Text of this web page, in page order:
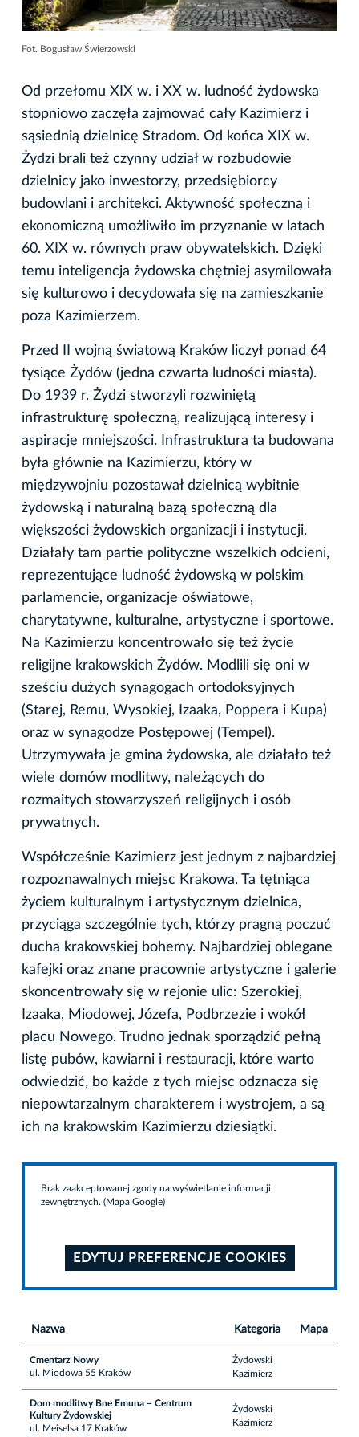
Fot. Bogusław Świerzowski
Od przełomu XIX w. i XX w. ludność żydowska
stopniowo zaczęła zajmować cały Kazimierz i
sąsiednią dzielnicę Stradom. Od końca XIX w.
Żydzi brali też czynny udział w rozbudowie
dzielnicy jako inwestorzy, przedsiębiorcy
budowlani i architekci. Aktywność społeczną i
ekonomiczną umożliwiło im przyznanie w latach
60. XIX w. równych praw obywatelskich. Dzięki
temu inteligencja żydowska chętniej asymilowała
się kulturowo i decydowała się na zamieszkanie
poza Kazimierzem.
Przed II wojną światową Kraków liczył ponad 64
tysiące Żydów (jedna czwarta ludności miasta).
Do 1939 r. Żydzi stworzyli rozwiniętą
infrastrukturę społeczną, realizującą interesy i
aspiracje mniejszości. Infrastruktura ta budowana
była głównie na Kazimierzu, który w
międzywojniu pozostawał dzielnicą wybitnie
żydowską i naturalną bazą społeczną dla
większości żydowskich organizacji i instytucji.
Działały tam partie polityczne wszelkich odcieni,
reprezentujące ludność żydowską w polskim
parlamencie, organizacje oświatowe,
charytatywne, kulturalne, artystyczne i sportowe.
Na Kazimierzu koncentrowało się też życie
religijne krakowskich Żydów. Modlili się oni w
sześciu dużych synagogach ortodoksyjnych
(Starej, Remu, Wysokiej, Izaaka, Poppera i Kupa)
oraz w synagodze Postępowej (Tempel).
Utrzymywała je gmina żydowska, ale działało też
wiele domów modlitwy, należących do
rozmaitych stowarzyszeń religijnych i osób
prywatnych.
Współcześnie Kazimierz jest jednym z najbardziej
rozpoznawalnych miejsc Krakowa. Ta tętniąca
życiem kulturalnym i artystycznym dzielnica,
przyciąga szczególnie tych, którzy pragną poczuć
ducha krakowskiej bohemy. Najbardziej oblegane
kafejki oraz znane pracownie artystyczne i galerie
skoncentrowały się w rejonie ulic: Szerokiej,
Izaaka, Miodowej, Józefa, Podbrzezie i wokół
placu Nowego. Trudno jednak sporządzić pełną
listę pubów, kawiarni i restauracji, które warto
odwiedzić, bo każde z tych miejsc odznacza się
niepowtarzalnym charakterem i wystrojem, a są
ich na krakowskim Kazimierzu dziesiątki.
Brak zaakceptowanej zgody na wyświetlanie informacji
zewnętrznych. (Mapa Google)
EDYTUJ PREFERENCJE COOKIES
Nazwa Kategoria Mapa
Cmentarz Nowy
ul. Miodowa 55 Kraków
Żydowski
Kazimierz
Dom modlitwy Bne Emuna – Centrum
Kultury Żydowskiej
ul. Meiselsa 17 Kraków
Żydowski
Kazimierz